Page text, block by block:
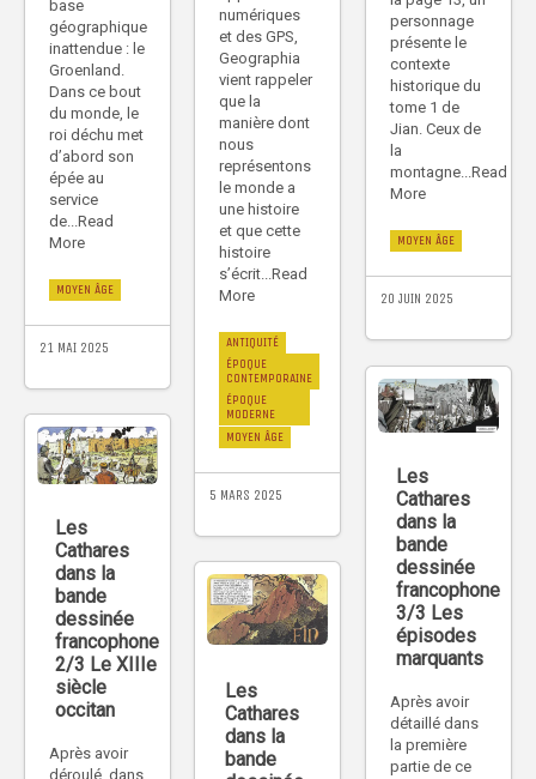
personnage
présente le
contexte
historique du
tome 1 de
Jian. Ceux de
la
montagne...Read
More
MOYEN ÂGE
20 JUIN 2025
base
géographique
inattendue : le
Groenland.
Dans ce bout
du monde, le
roi déchu met
d’abord son
épée au
service
de...Read
More
MOYEN ÂGE
21 MAI 2025
numériques
et des GPS,
Geographia
vient rappeler
que la
manière dont
nous
représentons
le monde a
une histoire
et que cette
histoire
s’écrit...Read
More
ANTIQUITÉ
ÉPOQUE
CONTEMPORAINE
ÉPOQUE
MODERNE
MOYEN ÂGE
5 MARS 2025
Les
Cathares
dans la
bande
dessinée
francophone
3/3 Les
épisodes
marquants
Après avoir
détaillé dans
la première
partie de ce
Les
Cathares
dans la
bande
dessinée
francophone
2/3 Le XIIIe
siècle
occitan
Après avoir
déroulé, dans
Les
Cathares
dans la
bande